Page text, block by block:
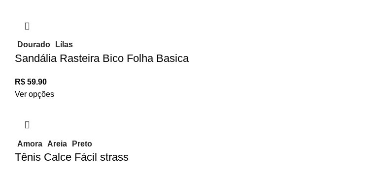
Dourado Lílas
Sandália Rasteira Bico Folha Basica
R$ 59.90
Ver opções
Amora Areia Preto
Tênis Calce Fácil strass